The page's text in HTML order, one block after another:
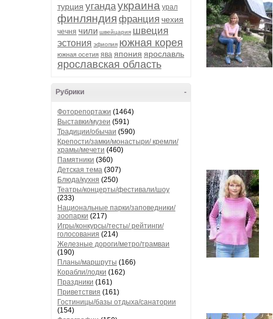
турция угандаукраина урал
финляндия франция чехия
чечня чили швейцария швеция
эстония эфиопия южная корея
южная осетия ява япония ярославль
ярославская область
-
Рубрики
Фоторепортажи (1464)
Выставки/музеи (591)
Традиции/обычаи (590)
Крепости/замки/монастыри/ кремли/
храмы/мечети (460)
Памятники (360)
Детская тема (307)
Блюда/кухня (250)
Театры/концерты/фестивали/шоу
(233)
Национальные парки/заповедники/
зоопарки (217)
Игры/конкурсы/тесты/ рейтинги/
голосования (214)
Железные дороги/метро/трамваи
(190)
Планы/маршруты (166)
Корабли/лодки (162)
Праздники (161)
Приветствия (161)
Гостиницы/базы отдыха/санатории
(154)